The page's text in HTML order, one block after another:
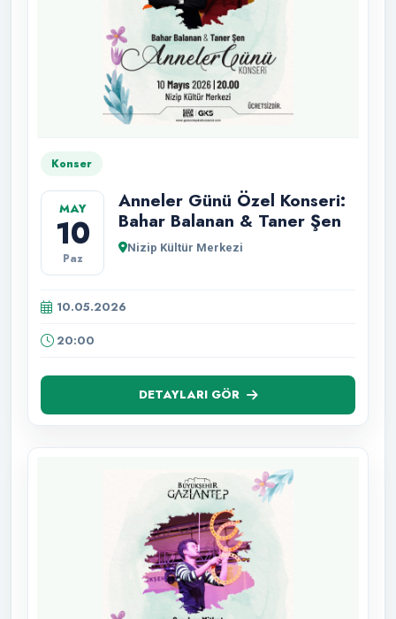
Konser
MAY
10
Paz
Anneler Günü Özel Konseri:
Bahar Balanan & Taner Şen
Nizip Kültür Merkezi
10.05.2026
20:00
DETAYLARI GÖR